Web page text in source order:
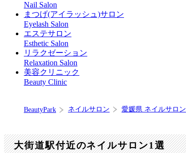
Nail Salon
まつげ(アイラッシュ)サロン
Eyelash Salon
エステサロン
Esthetic Salon
リラクゼーション
Relaxation Salon
美容クリニック
Beauty Clinic
BeautyPark ネイルサロン 愛媛県 ネイルサロン
大街道駅付近のネイルサロン1選